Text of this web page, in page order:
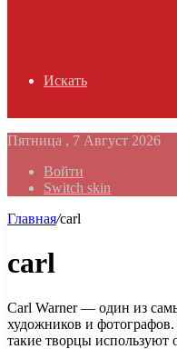
Искать
Пятница , 7 Август 2026
Войти
Switch skin
Главная/carl
carl
Carl Warner — один из
художников и фотографов.
такие творцы используют